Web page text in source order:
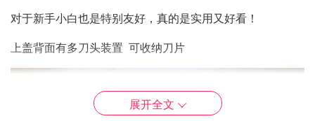
对于新手小白也是特别友好，真的是实用又好看！
上盖背面有多刀头装置 可收纳刀片
展开全文